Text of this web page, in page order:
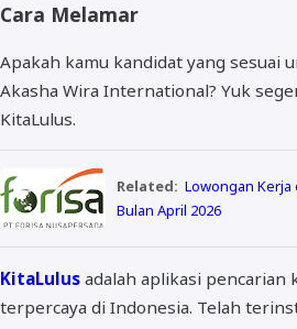
Cara Melamar
Apakah kamu kandidat yang sesuai
Akasha Wira International? Yuk
KitaLulus.
Related: Lowongan Kerja
Bulan April 2026
KitaLulus adalah aplikasi pencarian
terpercaya di Indonesia. Telah